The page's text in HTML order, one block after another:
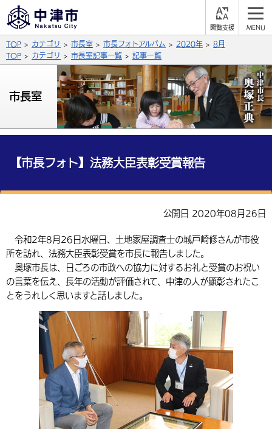
支
背景色
青 白
文字の大きさ
拡大 標準 縮小
言語を選択
英語（English） 中国語（簡体字）
中国語（繁体字）
組織案内
公式SNS
X (Twitter) YouTube
サイト内検索
総合メニュー
保険・年金
福祉・介護 健康・予防
税金 住宅・インフラ
環境・衛生 生涯学習・スポーツ・人権
外国人の方向け情報
入札・契約 産業・雇用
農林水産業 税金
都市整備
子育て・教育
施設情報 子どもを預ける
手当・助成 健康・医療
相談・支援・情報 計画・施策
観光・移住
観光なび
遊ぶ・体験する グルメ・食べる
買う・おみやげ 四季のイベント・祭り
移住・定住
市政情報
中津市について 市役所の紹介
地方創生・地域活性化 広報・広聴
行政・計画
TOP カテゴリ 市長室 市長フォトアルバム 2020年
8月
TOP
カテゴリ 市長室記事一覧 記事一覧
市長室
【市長フォト】法務大臣表彰受賞報告
公開日 2020年08月26日
令和2年8月26日水曜日、土地家屋調査士の城戸崎修さんが市役
所を訪れ、法務大臣表彰受賞を市長に報告しました。
奥塚市長は、日ごろの市政への協力に対するお礼と受賞のお祝い
の言葉を伝え、長年の活動が評価されて、中津の人が顕彰されたこ
とをうれしく思いますと話しました。